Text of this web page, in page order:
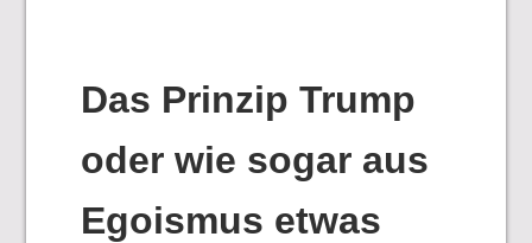
Das Prinzip Trump
oder wie sogar aus
Egoismus etwas